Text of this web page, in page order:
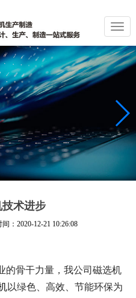
切
换
导
航
术进步
： 2020-12-21 10:26:08
的骨干力量，我公司磁选机
以绿色、高效、节能环保为